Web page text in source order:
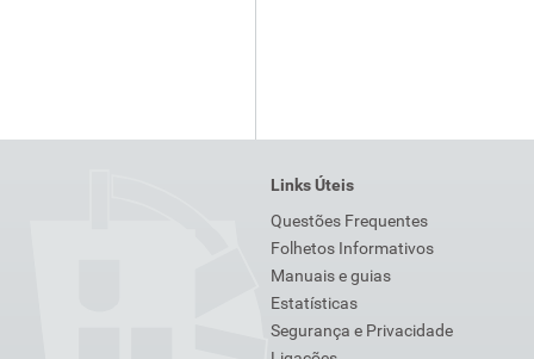
Links Úteis
Questões Frequentes
Folhetos Informativos
Manuais e guias
Estatísticas
Segurança e Privacidade